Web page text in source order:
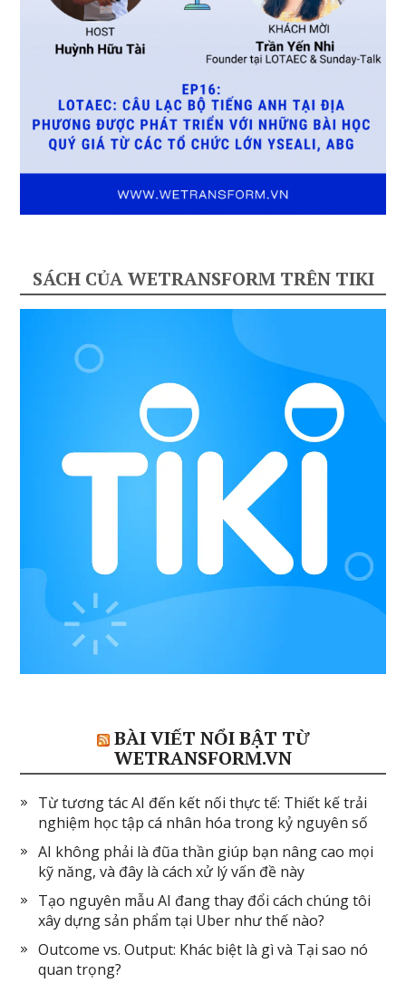
SÁCH CỦA WETRANSFORM TRÊN TIKI
BÀI VIẾT NỔI BẬT TỪ
WETRANSFORM.VN
Từ tương tác AI đến kết nối thực tế: Thiết kế trải
nghiệm học tập cá nhân hóa trong kỷ nguyên số
AI không phải là đũa thần giúp bạn nâng cao mọi
kỹ năng, và đây là cách xử lý vấn đề này
Tạo nguyên mẫu AI đang thay đổi cách chúng tôi
xây dựng sản phẩm tại Uber như thế nào?
Outcome vs. Output: Khác biệt là gì và Tại sao nó
quan trọng?